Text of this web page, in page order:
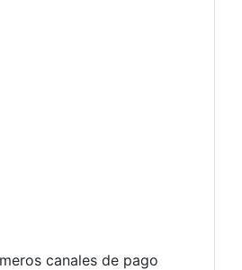
canales de pago